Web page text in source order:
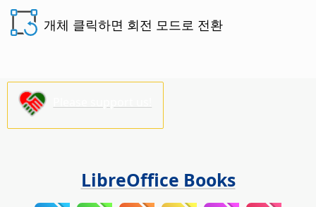
개체 클릭하면 회전 모드로 전환
LibreOffice Books